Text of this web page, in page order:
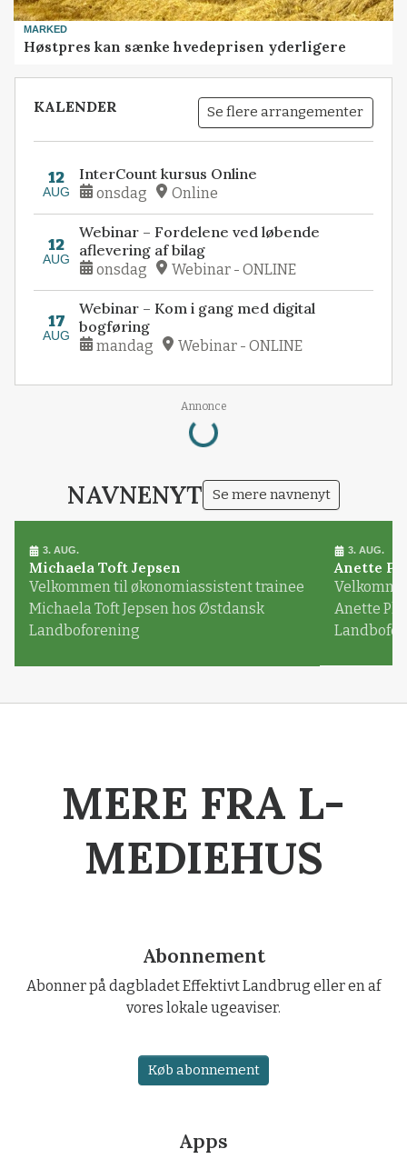
MARKED
Høstpres kan sænke hvedeprisen yderligere
KALENDER Se flere arrangementer
12
AUG
InterCount kursus Online
onsdag Online
12
AUG
Webinar – Fordelene ved løbende
aflevering af bilag
onsdag Webinar - ONLINE
17
AUG
Webinar – Kom i gang med digital
bogføring
mandag Webinar - ONLINE
Annonce
Loading...
NAVNENYT Se mere navnenyt
3. AUG.
Michaela Toft Jepsen
Velkommen til økonomiassistent trainee
Michaela Toft Jepsen hos Østdansk
Landboforening
3. AUG.
Anette
Anette
MERE FRA L-
MEDIEHUS
Abonnement
Abonner på dagbladet Effektivt Landbrug eller en af
vores lokale ugeaviser.
Køb abonnement
Apps